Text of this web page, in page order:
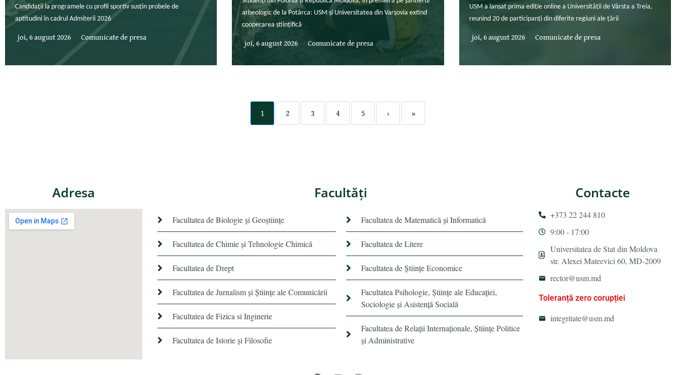
Candidații la programele cu profil sportiv susțin probele de
aptitudini în cadrul Admiterii 2026
joi, 6 august 2026 Comunicate de presa
arheologic de la Potârca: USM și Universitatea din Varșovia extind
cooperarea științifică
joi, 6 august 2026 Comunicate de presa
USM a lansat prima ediție online a Universității de Vârsta a Treia,
reunind 20 de participanți din diferite regiuni ale țării
joi, 6 august 2026 Comunicate de presa
1 2 3 4 5 › »
Adresa Facultăţi
Facultatea de Biologie și Geoștiințe
Facultatea de Chimie şi Tehnologie Chimică
Facultatea de Drept
Facultatea de Jurnalism şi Ştiinţe ale Comunicării
Facultatea de Fizica si Inginerie
Facultatea de Istorie şi Filosofie
Facultatea de Matematică şi Informatică
Facultatea de Litere
Facultatea de Științe Economice
Facultatea Psihologie, Ştiinţe ale Educaţiei,
Sociologie și Asistență Socială
Facultatea de Relaţii Internaţionale, Ştiinţe Politice
şi Administrative
Contacte
+373 22 244 810
9:00 - 17:00
Universitatea de Stat din Moldova
str. Alexei Mateevici 60, MD-2009
rector@usm.md
Toleranță zero corupției
integritate@usm.md